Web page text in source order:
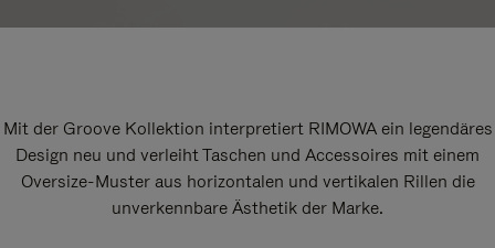
Mit der Groove Kollektion interpretiert RIMOWA ein legendäres
Design neu und verleiht Taschen und Accessoires mit einem
Oversize-Muster aus horizontalen und vertikalen Rillen die
unverkennbare Ästhetik der Marke.